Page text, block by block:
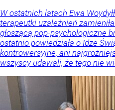
W ostatnich latach Ewa
terapeutki uzależnień
głoszącą pop-psychologiczne
ostatnio powiedziała o Idze
kontrowersyjne, ani
wszyscy udawali, że tego nie